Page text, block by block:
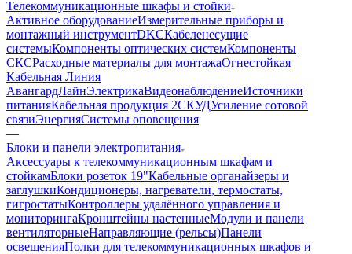
Телекоммуникационные шкафы и стойки
Активное оборудованиеИзмерительные приборы и
монтажный инструментDKCКабеленесущие
системыКомпоненты оптических системКомпоненты
СКСРасходные материалы для монтажаОгнестойкая
Кабельная Линия
АвангардЛайнЭлектрикаВидеонаблюдениеИсточники
питанияКабельная продукция 2СКУДУсиление сотовой
связиЭнергияСистемы оповещения
—
Блоки и панели электропитания
Аксессуары к телекоммуникационным шкафам и
стойкамБлоки розеток 19"Кабельные органайзеры и
заглушкиКондиционеры, нагреватели, термостаты,
гигростатыКонтроллеры удалённого управления и
мониторингаКронштейны настенныеМодули и панели
вентиляторныеНаправляющие (рельсы)Панели
освещенияПолки для телекоммуникационных шкафов и